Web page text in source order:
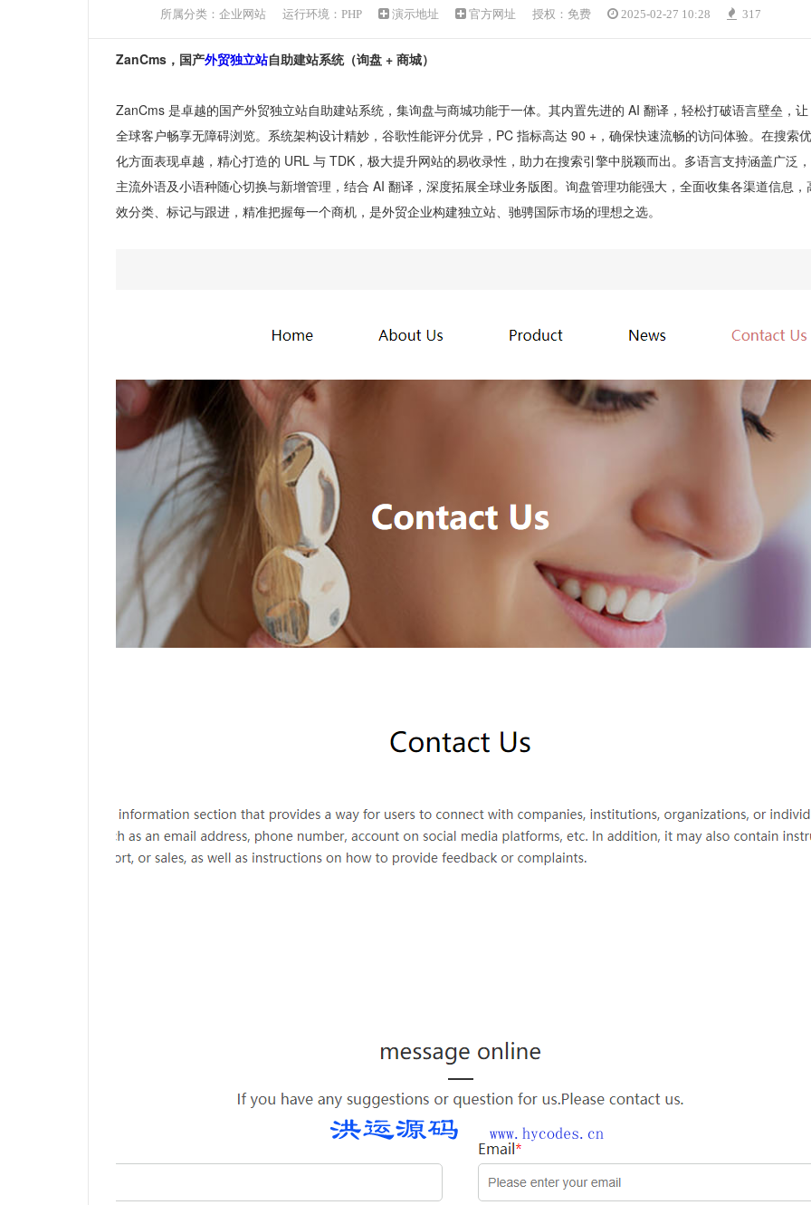
所属分类：企业网站 运行环境：PHP 演示地址 官方网址 授权：免费 2025-02-27 10:28 317
ZanCms，国产外贸独立站自助建站系统（询盘 + 商城）
ZanCms 是卓越的国产外贸独立站自助建站系统，集询盘与商城功能于一体。其内置先进的 AI 翻译，轻松打破语言壁垒，让
全球客户畅享无障碍浏览。系统架构设计精妙，谷歌性能评分优异，PC 指标高达 90 +，确保快速流畅的访问体验。在搜索优
化方面表现卓越，精心打造的 URL 与 TDK，极大提升网站的易收录性，助力在搜索引擎中脱颖而出。多语言支持涵盖广泛，
主流外语及小语种随心切换与新增管理，结合 AI 翻译，深度拓展全球业务版图。询盘管理功能强大，全面收集各渠道信息，
效分类、标记与跟进，精准把握每一个商机，是外贸企业构建独立站、驰骋国际市场的理想之选。